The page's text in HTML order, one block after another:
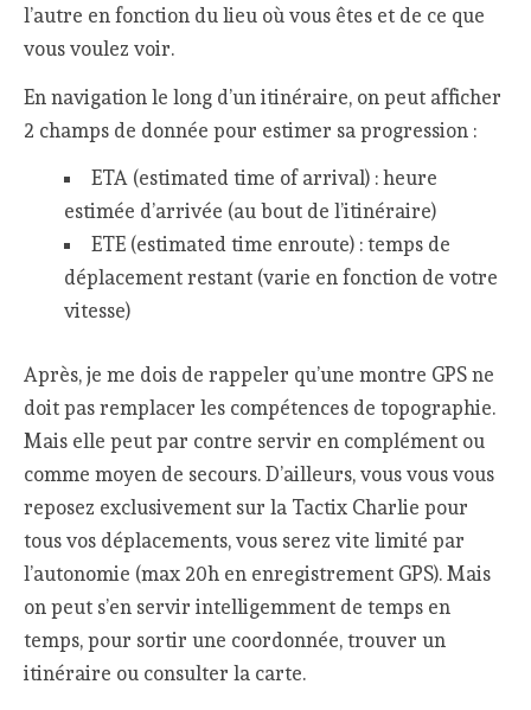
l’autre en fonction du lieu où vous êtes et de ce que
vous voulez voir.
En navigation le long d’un itinéraire, on peut afficher
2 champs de donnée pour estimer sa progression :
ETA (estimated time of arrival) : heure
estimée d’arrivée (au bout de l’itinéraire)
ETE (estimated time enroute) : temps de
déplacement restant (varie en fonction de votre
vitesse)
Après, je me dois de rappeler qu’une montre GPS ne
doit pas remplacer les compétences de topographie.
Mais elle peut par contre servir en complément ou
comme moyen de secours. D’ailleurs, vous vous vous
reposez exclusivement sur la Tactix Charlie pour
tous vos déplacements, vous serez vite limité par
l’autonomie (max 20h en enregistrement GPS). Mais
on peut s’en servir intelligemment de temps en
temps, pour sortir une coordonnée, trouver un
itinéraire ou consulter la carte.